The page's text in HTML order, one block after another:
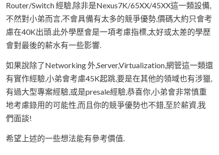
Router/Switch 經驗,除非是Nexus7K/65XX/45XX這一類設備,
不然對小弟而言,不會具備有太多的競爭優勢,價碼大約只會考
慮在40K出頭.此外學歷會是一項考慮指標,太好或太差的學歷
會對最後的薪水有一些影響.
如果說除了Networking 外,Server,Virtualization,網管這一類還
有實作經驗,小弟會考慮45K起跳,要是在其他的領域也有涉獵,
有過大型專案經驗,或是presale經驗,恭喜你,小弟會非常慎重
地考慮錄用的可能性,而且你的競爭優勢也不錯,至於薪資,我
們面談!
希望上述的一些想法能有參考價值.